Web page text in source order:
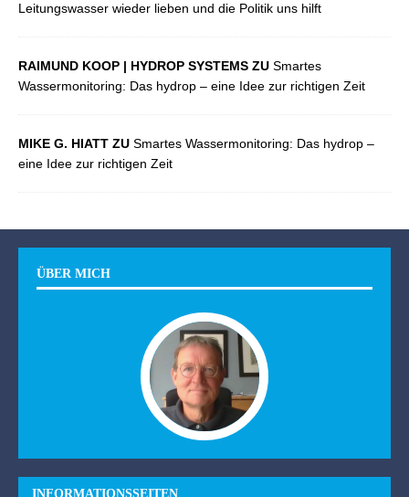
Leitungswasser wieder lieben und die Politik uns hilft
RAIMUND KOOP | HYDROP SYSTEMS ZU Smartes
Wassermonitoring: Das hydrop – eine Idee zur richtigen Zeit
MIKE G. HIATT ZU Smartes Wassermonitoring: Das hydrop –
eine Idee zur richtigen Zeit
ÜBER MICH
INFORMATIONSSEITEN